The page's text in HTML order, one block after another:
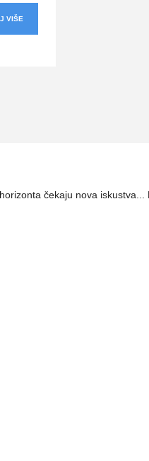
VIŠE
čekaju nova iskustva...